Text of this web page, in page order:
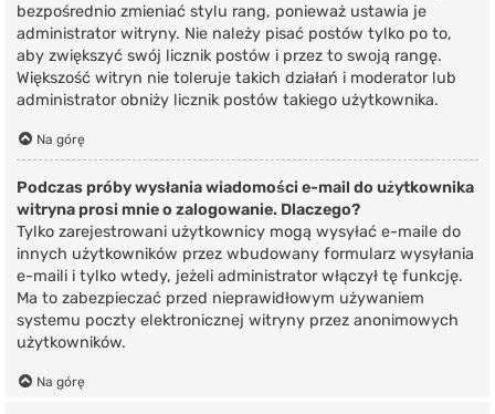
bezpośrednio zmieniać stylu rang, ponieważ ustawia je
administrator witryny. Nie należy pisać postów tylko po to,
aby zwiększyć swój licznik postów i przez to swoją rangę.
Większość witryn nie toleruje takich działań i moderator lub
administrator obniży licznik postów takiego użytkownika.
Na górę
Podczas próby wysłania wiadomości e-mail do użytkownika
witryna prosi mnie o zalogowanie. Dlaczego?
Tylko zarejestrowani użytkownicy mogą wysyłać e-maile do
innych użytkowników przez wbudowany formularz wysyłania
e-maili i tylko wtedy, jeżeli administrator włączył tę funkcję.
Ma to zabezpieczać przed nieprawidłowym używaniem
systemu poczty elektronicznej witryny przez anonimowych
użytkowników.
Na górę